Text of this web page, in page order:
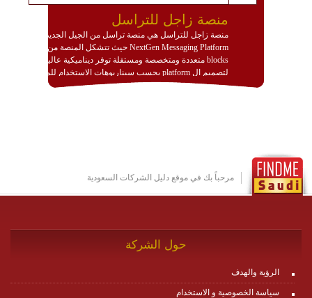
منصة زاجل للتراسل
منصة زاجل للتراسل هي منصة تراسل من الجيل الجديد
NextGen Messaging Platform حيث تتشكل المنصة من
blocks متعددة ومتخصصة ومستقلة توفر ديناميكية عالية
لتصميم ال platform بحسب سيناريوهات الاستخدام للمنصة
وتتوافق مع النشر والاستثمار ضمن بيئة استضافة dedicated
http://www.plutosms.com/zagel
مرحباً بك في موقع دليل الشركات السعودية
حول الشركة
الرؤية والهدف
سياسة الخصوصية و الاستخدام